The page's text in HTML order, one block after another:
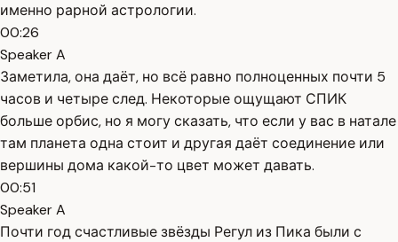
именно рарной астрологии.
00:26
Speaker A
Заметила, она даёт, но всё равно полноценных почти 5
часов и четыре след. Некоторые ощущают СПИК
больше орбис, но я могу сказать, что если у вас в натале
там планета одна стоит и другая даёт соединение или
вершины дома какой-то цвет может давать.
00:51
Speaker A
Почти год счастливые звёзды Регул из Пика были с